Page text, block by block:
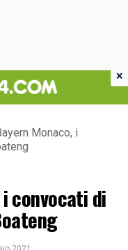
Monaco, i
convocati di
×